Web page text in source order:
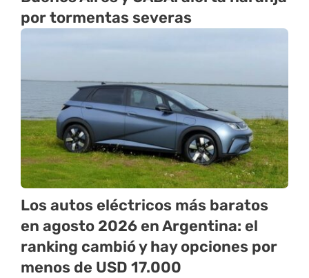
por tormentas severas
Los autos eléctricos más baratos
en agosto 2026 en Argentina: el
ranking cambió y hay opciones por
menos de USD 17.000